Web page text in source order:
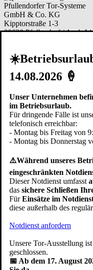
14.08.2026 🍦
Unser Unternehmen
im Betriebsurlaub.
Für dringende Fälle ist
telefonisch erreichbar:
- Montag bis Freitag von
- Montag bis Donnerstag
⚠️Während unseres
eingeschränkten
Dieser Notdienst umfasst
das sichere Schließen
FürEinsätze im
diese außerhalb des
Notdienst anfordern
Unsere Tor-Ausstellung
geschlossen.
📅 Ab dem 17. August
Pfullendorfer Tor-Systeme
GmbH & Co. KG
Kipptorstraße 1-3
88630 Pfullendorf / Aach-
Telefon:+49 (0)7552 2602-
E-Mail:
Garagentor
Torsysteme im
Modernisieren
Garagentor Bildgalerie
Ersatzteile bestellen
Arbeiten bei
Auf Google werden wir mit
bewertet.
Service:
Beratungstermin /
Renovierung /
Kundendienst /
Prüfung BG/TÜV